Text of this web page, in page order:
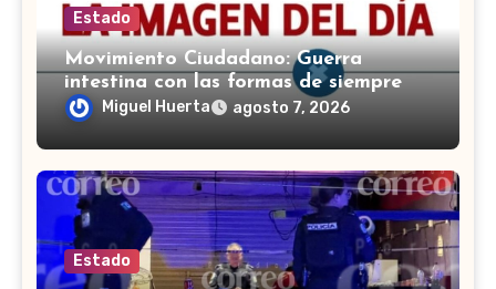
Estado
Movimiento Ciudadano: Guerra
intestina con las formas de siempre
Miguel Huerta agosto 7, 2026
Estado